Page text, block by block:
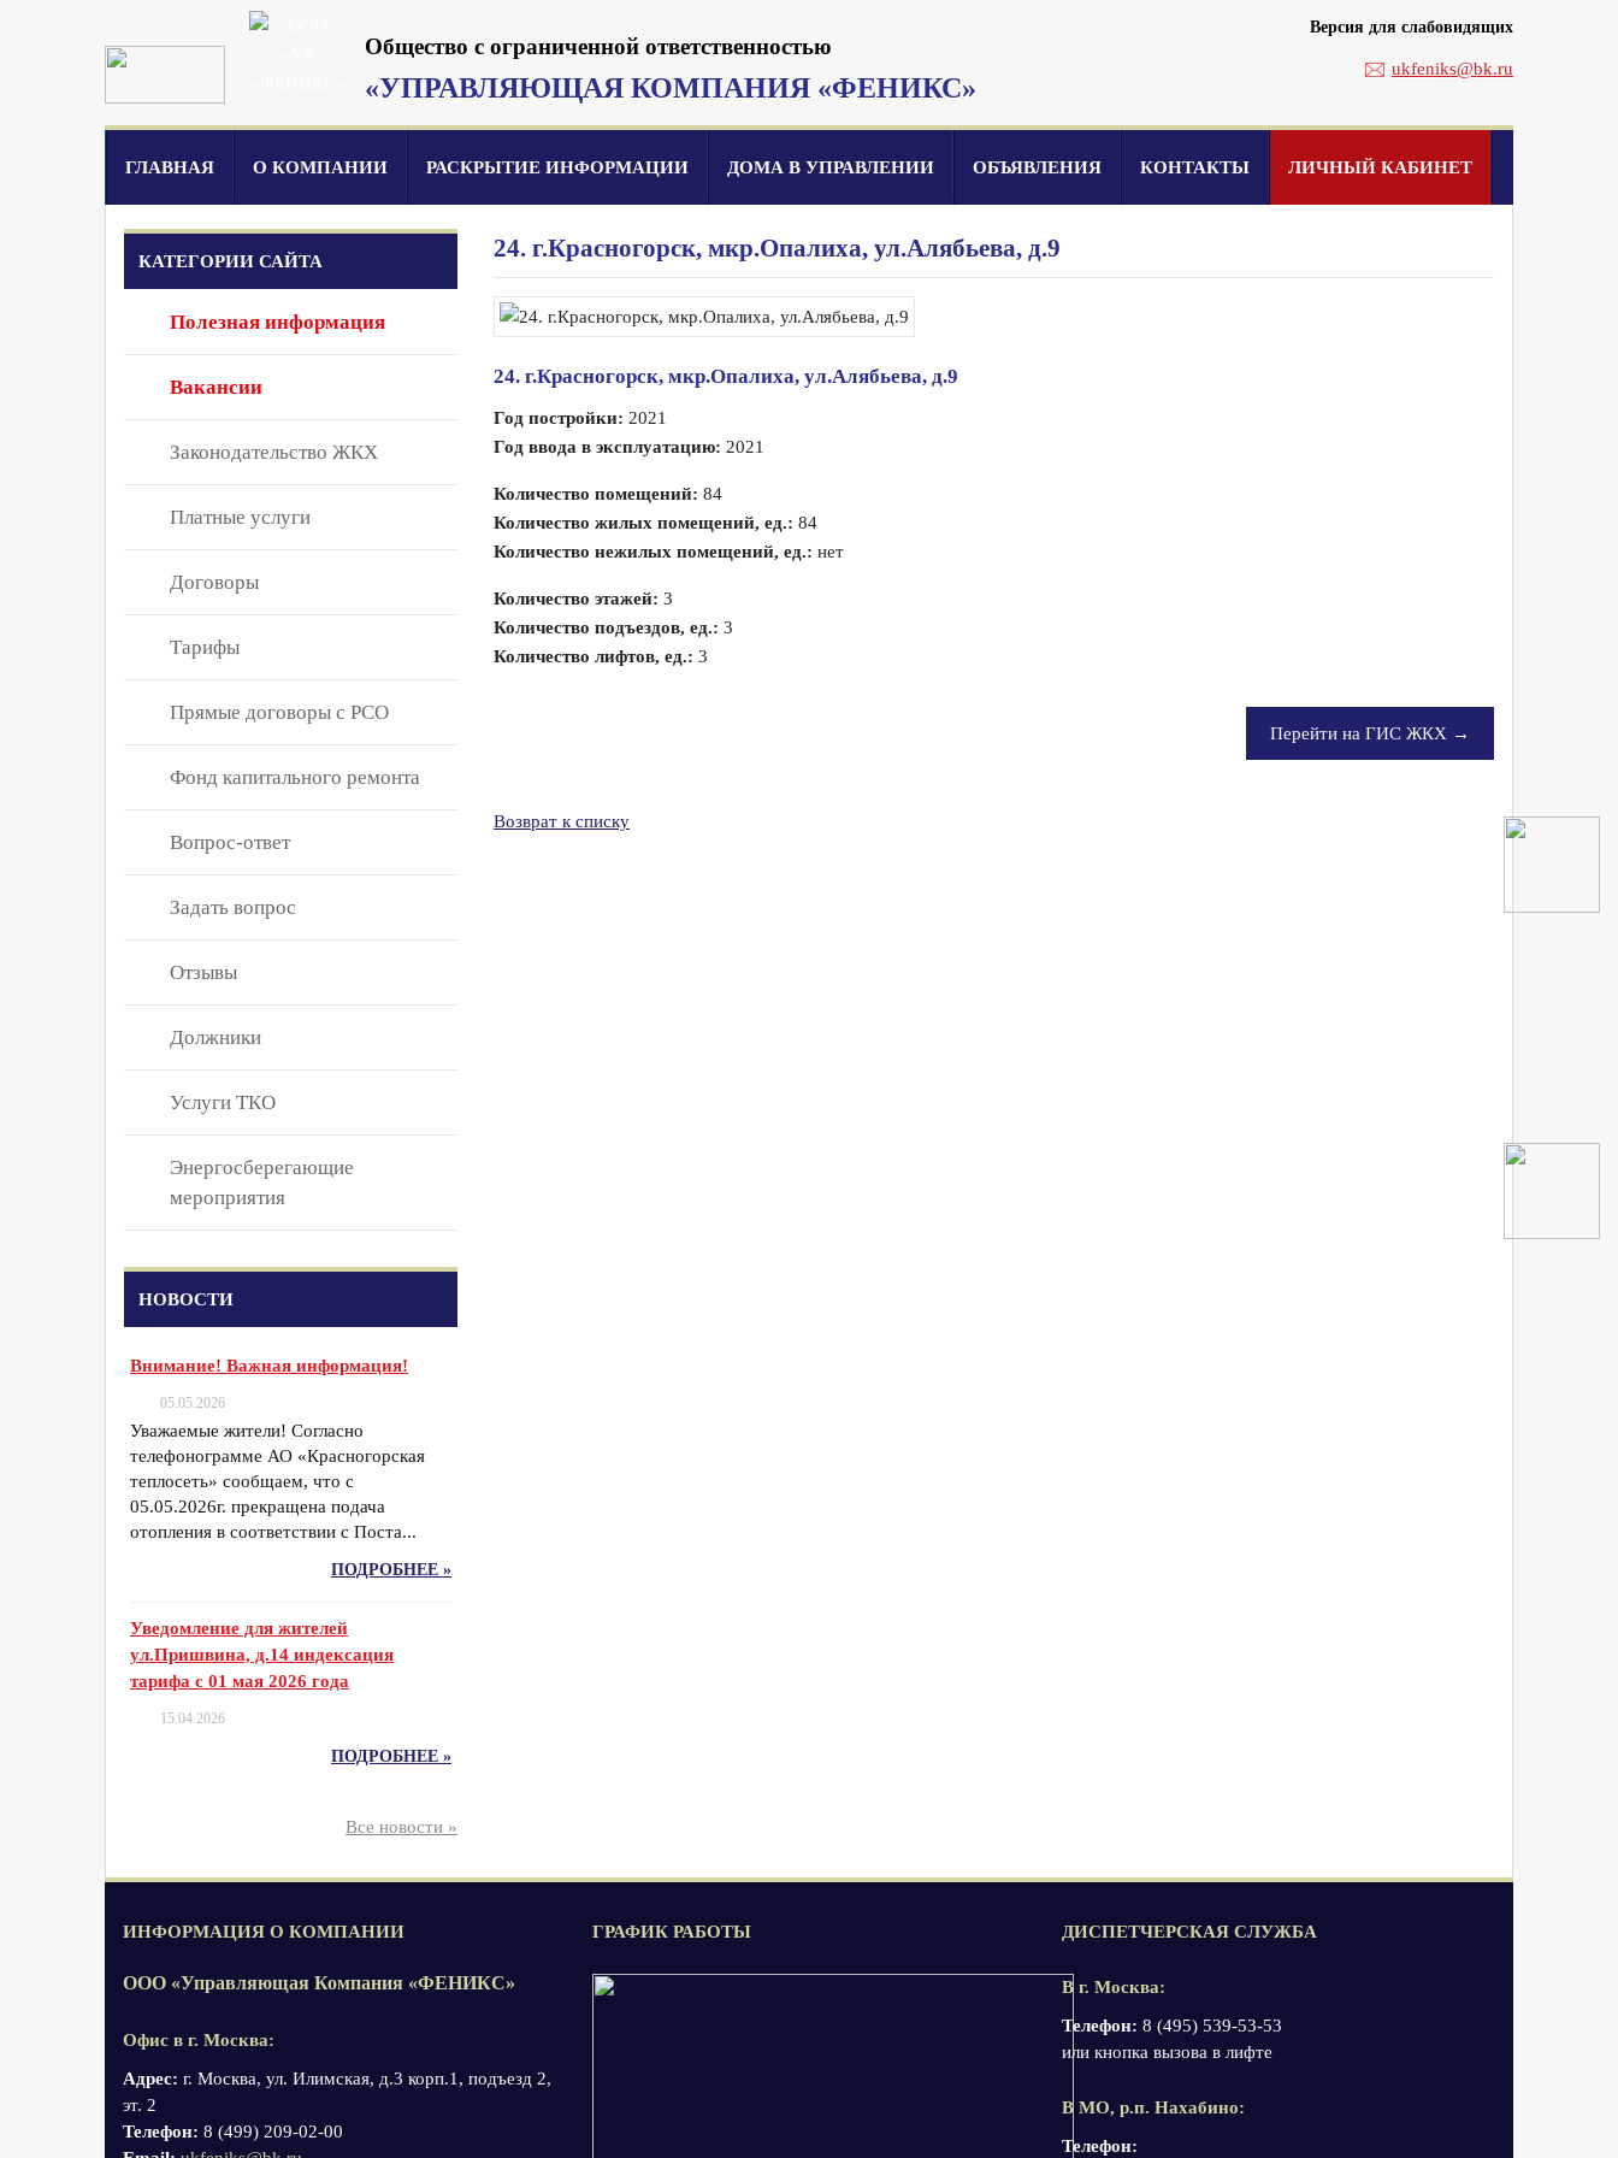
Общество с ограниченной ответственностью
«УПРАВЛЯЮЩАЯ КОМПАНИЯ «ФЕНИКС»
Версия для слабовидящих
ukfeniks@bk.ru
ГЛАВНАЯ О КОМПАНИИ РАСКРЫТИЕ ИНФОРМАЦИИ ДОМА В УПРАВЛЕНИИ ОБЪЯВЛЕНИЯ КОНТАКТЫ ЛИЧНЫЙ КАБИНЕТ
КАТЕГОРИИ САЙТА
Полезная информация
Вакансии
Законодательство ЖКХ
Платные услуги
Договоры
Тарифы
Прямые договоры с РСО
Фонд капитального ремонта
Вопрос-ответ
Задать вопрос
Отзывы
Должники
Услуги ТКО
Энергосберегающие
мероприятия
НОВОСТИ
Внимание! Важная информация!
05.05.2026
Уважаемые жители! Согласно
телефонограмме АО «Красногорская
теплосеть» сообщаем, что с
05.05.2026г. прекращена подача
отопления в соответствии с Поста...
ПОДРОБНЕЕ »
Уведомление для жителей
ул.Пришвина, д.14 индексация
тарифа с 01 мая 2026 года
15.04.2026
ПОДРОБНЕЕ »
Все новости »
24. г.Красногорск, мкр.Опалиха, ул.Алябьева, д.9
24. г.Красногорск, мкр.Опалиха, ул.Алябьева, д.9
Год постройки: 2021
Год ввода в эксплуатацию: 2021
Количество помещений: 84
Количество жилых помещений, ед.: 84
Количество нежилых помещений, ед.: нет
Количество этажей: 3
Количество подъездов, ед.: 3
Количество лифтов, ед.: 3
Перейти на ГИС ЖКХ →
Возврат к списку
ИНФОРМАЦИЯ О КОМПАНИИ
ООО «Управляющая Компания «ФЕНИКС»
Офис в г. Москва:
Адрес: г. Москва, ул. Илимская, д.3 корп.1, подъезд 2,
эт. 2
Телефон: 8 (499) 209-02-00
ГРАФИК РАБОТЫ ДИСПЕТЧЕРСКАЯ СЛУЖБА
В г. Москва:
Телефон: 8 (495) 539-53-53
или кнопка вызова в лифте
В МО, р.п. Нахабино:
Телефон: